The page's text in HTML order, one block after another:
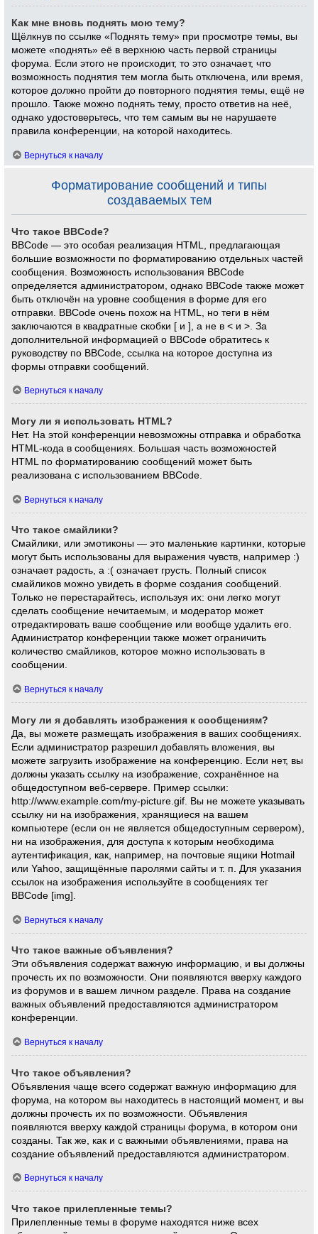
Как мне вновь поднять мою тему?
Щёлкнув по ссылке «Поднять тему» при просмотре темы, вы
можете «поднять» её в верхнюю часть первой страницы
форума. Если этого не происходит, то это означает, что
возможность поднятия тем могла быть отключена, или время,
которое должно пройти до повторного поднятия темы, ещё не
прошло. Также можно поднять тему, просто ответив на неё,
однако удостоверьтесь, что тем самым вы не нарушаете
правила конференции, на которой находитесь.
Вернуться к началу
Форматирование сообщений и типы
создаваемых тем
Что такое BBCode?
BBCode — это особая реализация HTML, предлагающая
большие возможности по форматированию отдельных частей
сообщения. Возможность использования BBCode
определяется администратором, однако BBCode также может
быть отключён на уровне сообщения в форме для его
отправки. BBCode очень похож на HTML, но теги в нём
заключаются в квадратные скобки [ и ], а не в < и >. За
дополнительной информацией о BBCode обратитесь к
руководству по BBCode, ссылка на которое доступна из
формы отправки сообщений.
Вернуться к началу
Могу ли я использовать HTML?
Нет. На этой конференции невозможны отправка и обработка
HTML-кода в сообщениях. Большая часть возможностей
HTML по форматированию сообщений может быть
реализована с использованием BBCode.
Вернуться к началу
Что такое смайлики?
Смайлики, или эмотиконы — это маленькие картинки, которые
могут быть использованы для выражения чувств, например :)
означает радость, а :( означает грусть. Полный список
смайликов можно увидеть в форме создания сообщений.
Только не перестарайтесь, используя их: они легко могут
сделать сообщение нечитаемым, и модератор может
отредактировать ваше сообщение или вообще удалить его.
Администратор конференции также может ограничить
количество смайликов, которое можно использовать в
сообщении.
Вернуться к началу
Могу ли я добавлять изображения к сообщениям?
Да, вы можете размещать изображения в ваших сообщениях.
Если администратор разрешил добавлять вложения, вы
можете загрузить изображение на конференцию. Если нет, вы
должны указать ссылку на изображение, сохранённое на
общедоступном веб-сервере. Пример ссылки:
http://www.example.com/my-picture.gif. Вы не можете указывать
ссылку ни на изображения, хранящиеся на вашем
компьютере (если он не является общедоступным сервером),
ни на изображения, для доступа к которым необходима
аутентификация, как, например, на почтовые ящики Hotmail
или Yahoo, защищённые паролями сайты и т. п. Для указания
ссылок на изображения используйте в сообщениях тег
BBCode [img].
Вернуться к началу
Что такое важные объявления?
Эти объявления содержат важную информацию, и вы должны
прочесть их по возможности. Они появляются вверху каждого
из форумов и в вашем личном разделе. Права на создание
важных объявлений предоставляются администратором
конференции.
Вернуться к началу
Что такое объявления?
Объявления чаще всего содержат важную информацию для
форума, на котором вы находитесь в настоящий момент, и вы
должны прочесть их по возможности. Объявления
появляются вверху каждой страницы форума, в котором они
созданы. Так же, как и с важными объявлениями, права на
создание объявлений предоставляются администратором.
Вернуться к началу
Что такое прилепленные темы?
Прилепленные темы в форуме находятся ниже всех